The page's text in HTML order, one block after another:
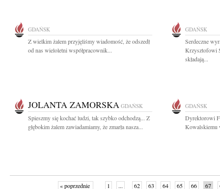
GDAŃSK
Z wielkim żalem przyjęliśmy wiadomość, że odszedł
od nas wieloletni współpracownik...
GDAŃSK
Serdeczne
Krzysztofowi
składają...
JOLANTA ZAMORSKA GDAŃSK
Spieszmy się kochać ludzi, tak szybko odchodzą... Z
głębokim żalem zawiadamiamy, że zmarła nasza...
GDAŃSK
Dyrektorowi
Kowalskiemu
« poprzednie 1 ... 62 63 64 65 66 67